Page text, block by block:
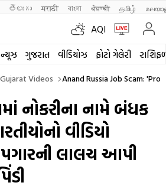
తెలుగు मराठी বাংলা ਪੰਜਾਬੀ தமிழ்
AQI
ન્યૂઝ ગુજરાત વીડિયોઝ ફોટો ગેલેરી
Gujarat Videos Anand Russia Job Scam:
નોકરીના નામે બંધક
વીડિયો
લાલચ આપી